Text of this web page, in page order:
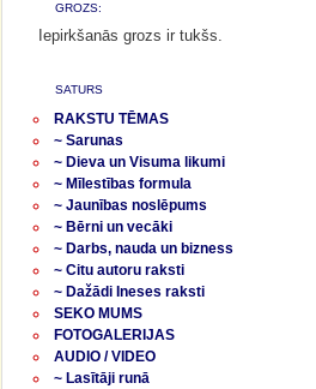
GROZS:
Iepirkšanās grozs ir tukšs.
SATURS
RAKSTU TĒMAS
~ Sarunas
~ Dieva un Visuma likumi
~ Mīlestības formula
~ Jaunības noslēpums
~ Bērni un vecāki
~ Darbs, nauda un bizness
~ Citu autoru raksti
~ Dažādi Ineses raksti
SEKO MUMS
FOTOGALERIJAS
AUDIO / VIDEO
~ Lasītāji runā